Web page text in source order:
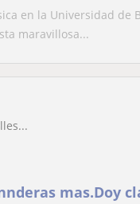
en la Universidad
maravillosa...
mas.Doy